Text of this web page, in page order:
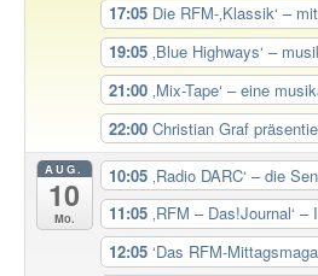
17:05 Die RFM-‚Klassik‘ –
19:05 ‚Blue Highways‘ –
21:00 ‚Mix-Tape‘ – eine
22:00 Christian Graf
AUG.
10
Mo.
10:05 ‚Radio DARC‘ – die
11:05 ‚RFM – Das!Journal‘ –
12:05 ‘Das RFM-